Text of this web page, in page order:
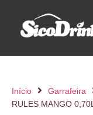
Início Garrafeira
RULES MANGO 0,70L